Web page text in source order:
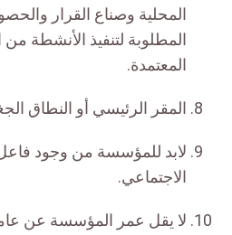
المحلية وصناع القرار
المطلوبة لتنفيذ الأنشطة
المعتمدة.
المقر الرئيسي أو النطاق
لابد للمؤسسة من وجود
الاجتماعي.
لا يقل عمر المؤسسة عن